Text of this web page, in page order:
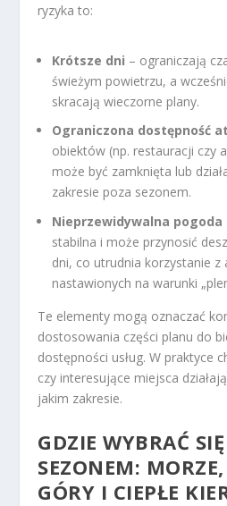
ryzyka to:
Krótsze dni – ograniczają
świeżym powietrzu, a
skracają wieczorne plany.
Ograniczona dostępność
obiektów (np. restauracji czy
może być zamknięta lub
zakresie poza sezonem.
Nieprzewidywalna pogoda
stabilna i może przynosić
dni, co utrudnia korzystanie z
nastawionych na warunki
Te elementy mogą oznaczać
dostosowania części planu do
dostępności usług. W praktyce
czy interesujące miejsca
jakim zakresie.
GDZIE WYBRAĆ
SEZONEM:
GÓRY I CIEPŁE